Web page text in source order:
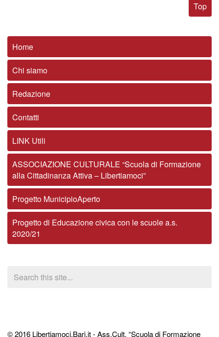
Top
Home
Chi siamo
Redazione
Contatti
LINK Utili
ASSOCIAZIONE CULTURALE “Scuola di Formazione
alla Cittadinanza Attiva – Libertiamoci”
Progetto MunicipioAperto
Progetto di Educazione civica con le scuole a.s.
2020/21
© 2016 Libertiamoci.Bari.it - Ass.Cult. “Scuola di Formazione